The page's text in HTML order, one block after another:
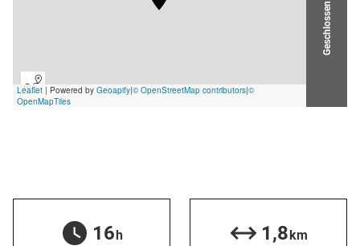
Geschlossen
16h
1,8km